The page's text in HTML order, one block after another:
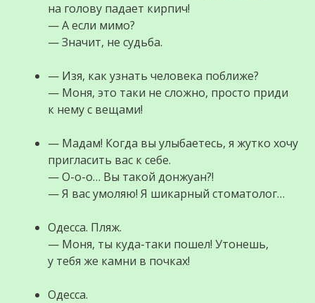
на голову падает кирпич!
— А если мимо?
— Значит, не судьба.
— Изя, как узнать человека поближе?
— Моня, это таки не сложно, просто приди
к нему с вещами!
— Мадам! Когда вы улыбаетесь, я жутко хочу
пригласить вас к себе.
— О-о-о… Вы такой донжуан?!
— Я вас умоляю! Я шикарный стоматолог…
Одесса. Пляж.
— Моня, ты куда-таки пошел! Утонешь,
у тебя же камни в почках!
Одесса.